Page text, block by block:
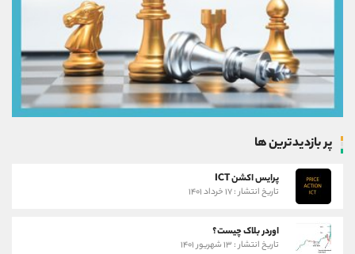
پر بازدیدترین ها
پرایس اکشن ICT
تاریخ انتشار : ۱۷ خرداد ۱۴۰۱
اوردر بلاک چیست؟
تاریخ انتشار : ۱۳ شهریور ۱۴۰۱